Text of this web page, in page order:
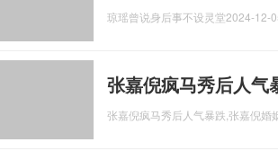
琼瑶曾说身后事不设灵堂2024-12-
张嘉倪疯马秀后人气
张嘉倪疯马秀后人气暴跌,张嘉倪婚